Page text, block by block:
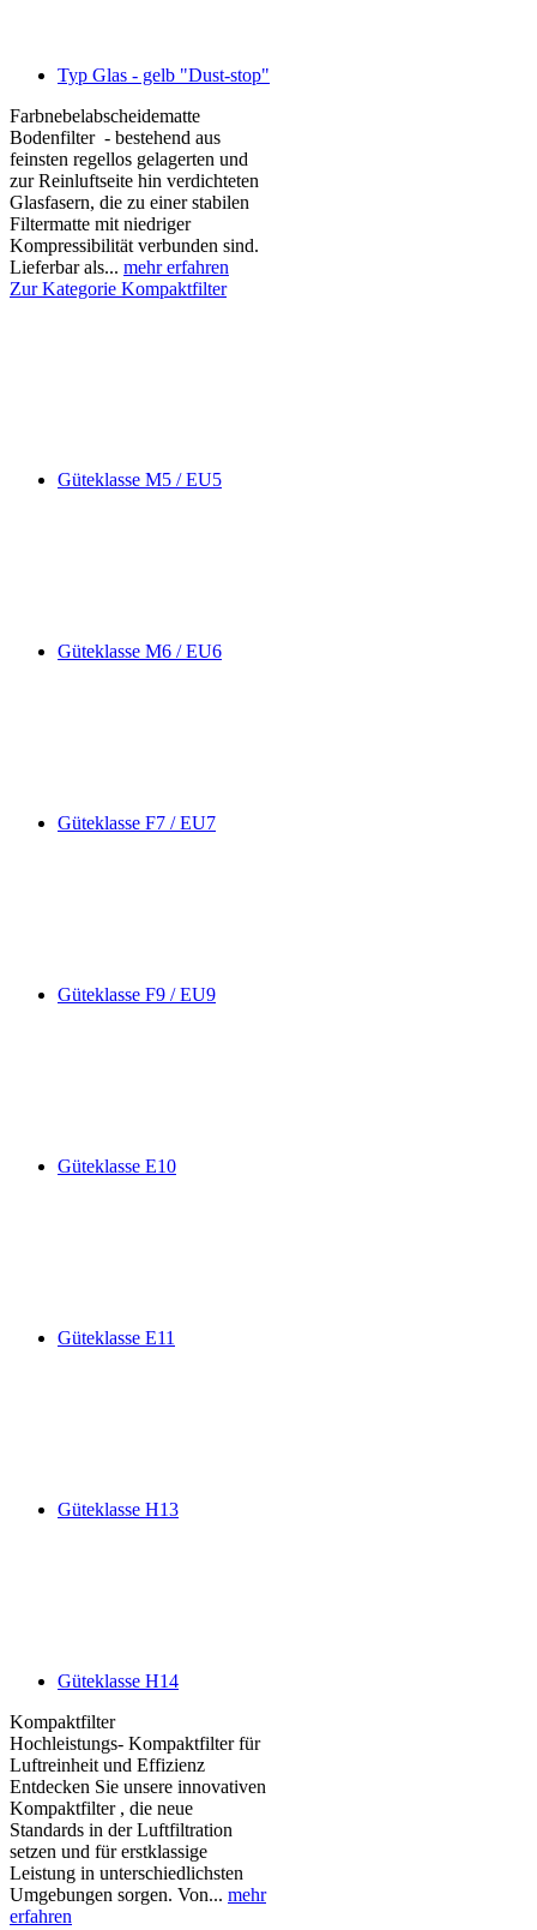
Typ Glas - gelb "Dust-stop"
Farbnebelabscheidematte
Bodenfilter - bestehend aus
feinsten regellos gelagerten und
zur Reinluftseite hin verdichteten
Glasfasern, die zu einer stabilen
Filtermatte mit niedriger
Kompressibilität verbunden sind.
Lieferbar als... mehr erfahren
Zur Kategorie Kompaktfilter
Güteklasse M5 / EU5
Güteklasse M6 / EU6
Güteklasse F7 / EU7
Güteklasse F9 / EU9
Güteklasse E10
Güteklasse E11
Güteklasse H13
Güteklasse H14
Kompaktfilter
Hochleistungs- Kompaktfilter für
Luftreinheit und Effizienz
Entdecken Sie unsere innovativen
Kompaktfilter , die neue
Standards in der Luftfiltration
setzen und für erstklassige
Leistung in unterschiedlichsten
Umgebungen sorgen. Von... mehr
erfahren